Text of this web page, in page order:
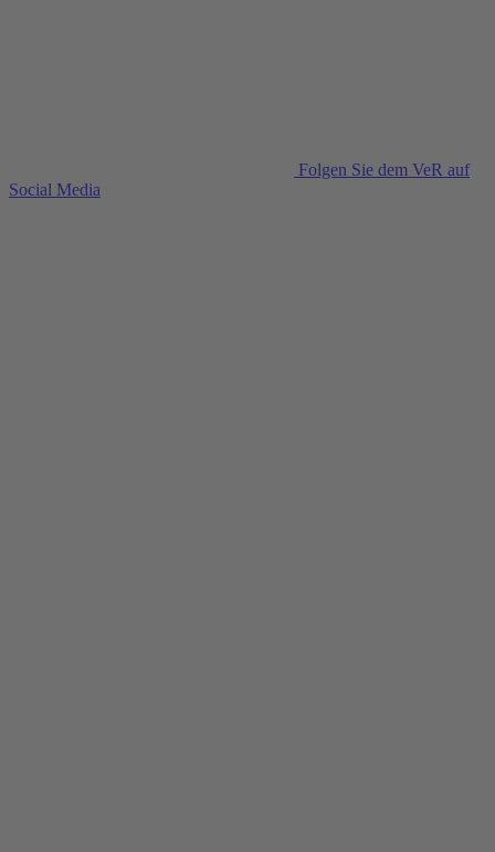
Folgen Sie dem VeR auf
Social Media